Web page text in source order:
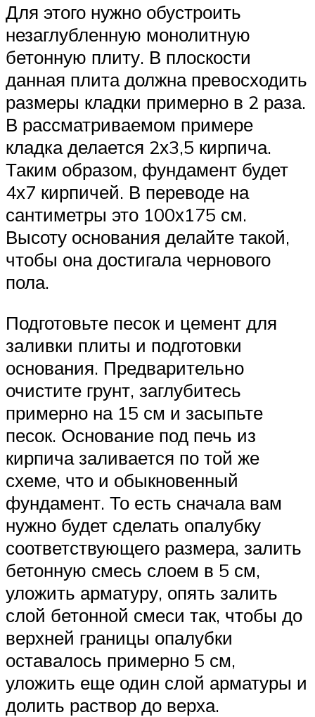
Для этого нужно обустроить
незаглубленную монолитную
бетонную плиту. В плоскости
данная плита должна превосходить
размеры кладки примерно в 2 раза.
В рассматриваемом примере
кладка делается 2х3,5 кирпича.
Таким образом, фундамент будет
4х7 кирпичей. В переводе на
сантиметры это 100х175 см.
Высоту основания делайте такой,
чтобы она достигала чернового
пола.
Подготовьте песок и цемент для
заливки плиты и подготовки
основания. Предварительно
очистите грунт, заглубитесь
примерно на 15 см и засыпьте
песок. Основание под печь из
кирпича заливается по той же
схеме, что и обыкновенный
фундамент. То есть сначала вам
нужно будет сделать опалубку
соответствующего размера, залить
бетонную смесь слоем в 5 см,
уложить арматуру, опять залить
слой бетонной смеси так, чтобы до
верхней границы опалубки
оставалось примерно 5 см,
уложить еще один слой арматуры и
долить раствор до верха.